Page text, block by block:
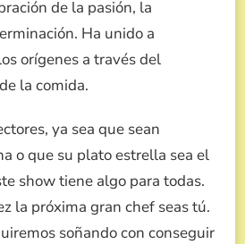
de la pasión, la
Ha unido a
orígenes a través del
la comida.
ya sea que sean
o que su plato estrella sea el
show tiene algo para todas.
la próxima gran chef seas tú.
soñando con conseguir